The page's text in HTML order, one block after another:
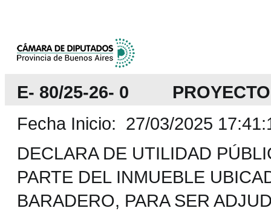
E- 80/25-26- 0 PROYECTO
Fecha Inicio: 27/03/2025
DECLARA DE UTILIDAD
PARTE DEL INMUEBLE
BARADERO, PARA SER